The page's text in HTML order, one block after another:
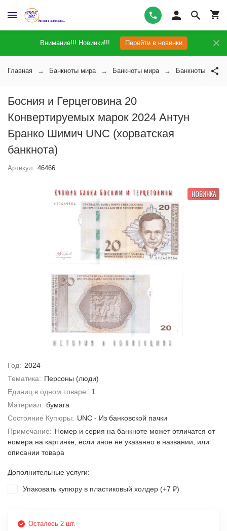
Внимание!!! Новинки!!! Перейти в новинки
Главная Банкноты мира Банкноты мира Банкноты
Босния и Герцеговина 20
Конвертируемых марок 2024 Антун
Бранко Шимич UNC (хорватская
банкнота)
Артикул: 46466
НОВИНКА
Год: 2024
Тематика: Персоны (люди)
Единиц в одном товаре: 1
Материал: бумага
Состояние Купюры: UNC - Из банковской пачки
Примечание: Номер и серия на банкноте может отличатся от
номера на картинке, если иное не указанно в названии, или
описании товара
Дополнительные услуги:
Упаковать купюру в пластиковый холдер (+7 ₽)
Осталось 2 шт.